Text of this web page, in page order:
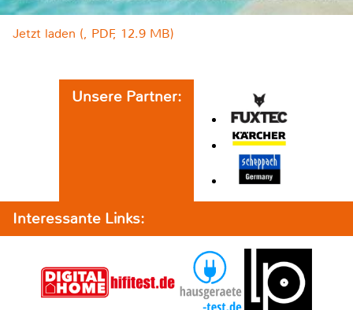
Jetzt laden (, PDF, 12.9 MB)
Unsere Partner:
Interessante Links: